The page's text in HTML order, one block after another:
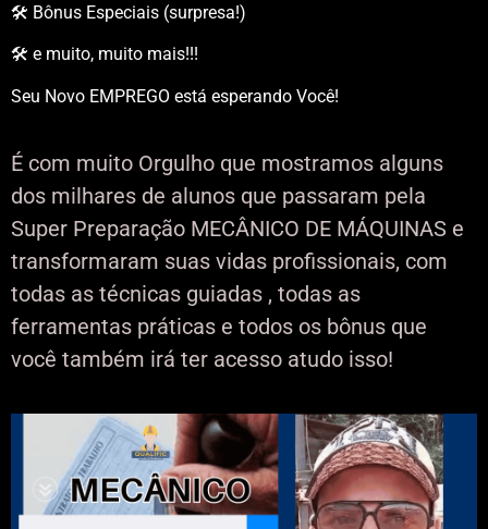
🛠️ Bônus Especiais (surpresa!)
🛠️ e muito, muito mais!!!
Seu Novo EMPREGO está esperando Você!
É com muito Orgulho que mostramos alguns
dos milhares de alunos que passaram pela
Super Preparação MECÂNICO DE MÁQUINAS e
transformaram suas vidas profissionais, com
todas as técnicas guiadas , todas as
ferramentas práticas e todos os bônus que
você também irá ter acesso atudo isso!